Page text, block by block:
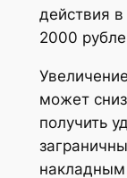
действия
2000
может
получить